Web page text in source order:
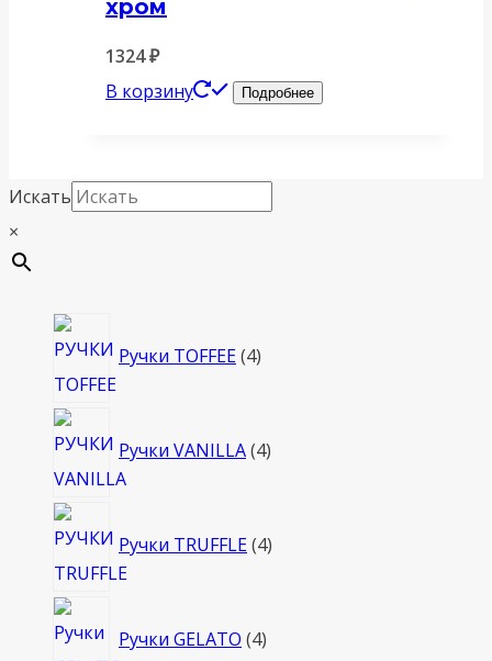
хром
1324₽
В корзину
Подробнее
Искать
×
Ручки TOFFEE 4товара
Ручки VANILLA 4товара
Ручки TRUFFLE 4товара
Ручки GELATO 4товара